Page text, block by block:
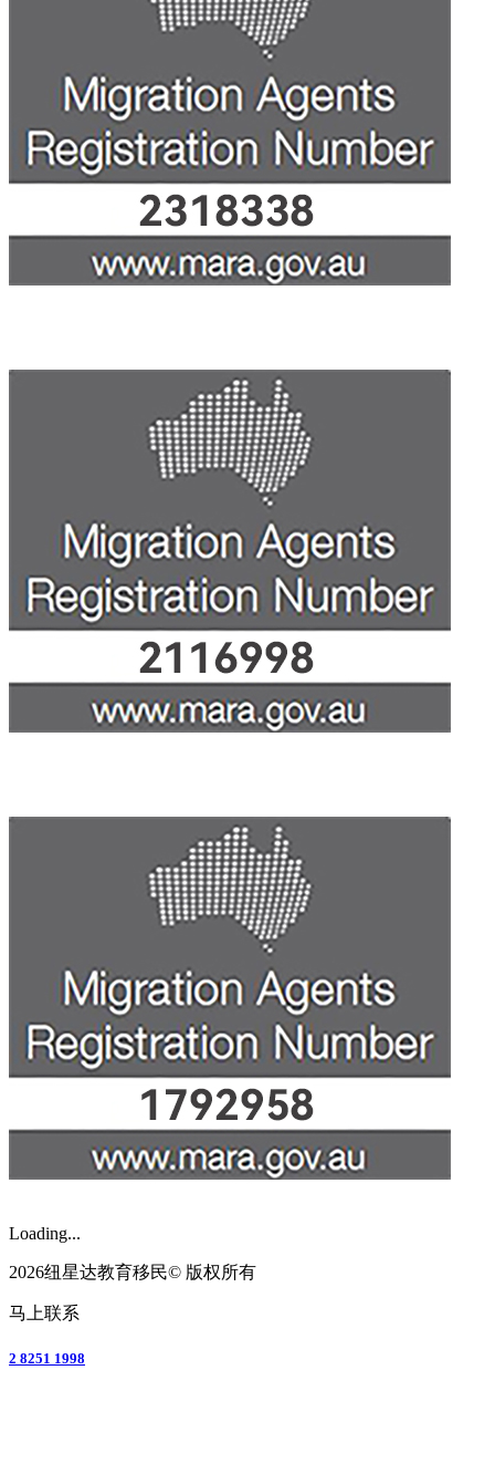
Loading...
2026纽星达教育移民© 版权所有
马上联系
2 8251 1998